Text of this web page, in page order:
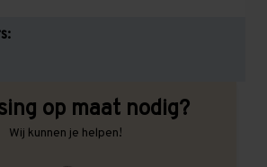
op maat nodig?
Wij kunnen je helpen!